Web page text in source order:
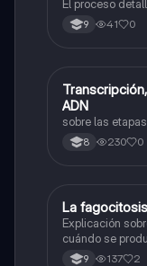
El proceso
9 41 0
Biologia
ADN
sobre las
8 230 0
Biologia
La
Explicación
cuándo se
9 137 2